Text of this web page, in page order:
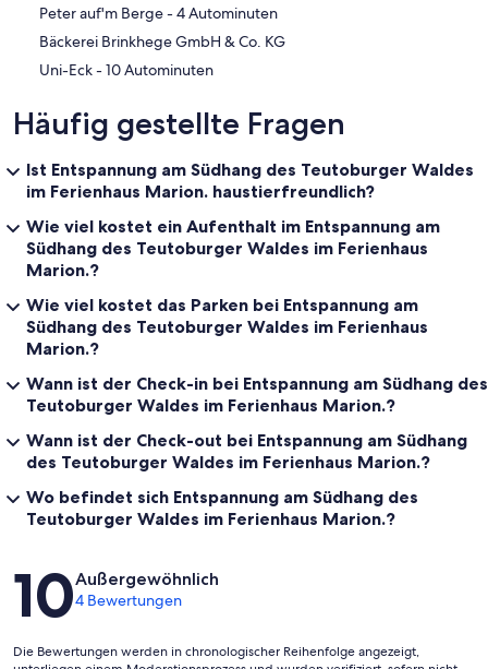
‪Peter auf'm Berge - ‬4 Autominuten
Bäckerei Brinkhege GmbH & Co. KG
‪Uni-Eck - ‬10 Autominuten
Häufig gestellte Fragen
Ist Entspannung am Südhang des Teutoburger Waldes
im Ferienhaus Marion. haustierfreundlich?
Wie viel kostet ein Aufenthalt im Entspannung am
Südhang des Teutoburger Waldes im Ferienhaus
Marion.?
Wie viel kostet das Parken bei Entspannung am
Südhang des Teutoburger Waldes im Ferienhaus
Marion.?
Wann ist der Check-in bei Entspannung am Südhang des
Teutoburger Waldes im Ferienhaus Marion.?
Wann ist der Check-out bei Entspannung am Südhang
des Teutoburger Waldes im Ferienhaus Marion.?
Wo befindet sich Entspannung am Südhang des
Teutoburger Waldes im Ferienhaus Marion.?
Bewertungen
10Außergewöhnlich
4 Bewertungen
Die Bewertungen werden in chronologischer Reihenfolge angezeigt,